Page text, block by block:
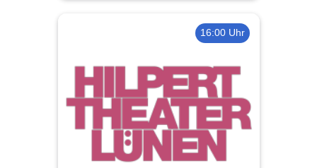
16:00 Uhr